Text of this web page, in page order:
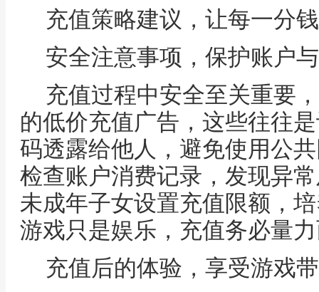
充值策略建议，让每一分
安全注意事项，保护账户
充值过程中安全至关重要
的低价充值广告，这些往往
码透露给他人，避免使用公
检查账户消费记录，发现异
未成年子女设置充值限额，
游戏只是娱乐，充值务必量
充值后的体验，享受游戏